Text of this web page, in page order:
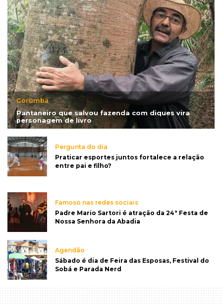
Corumbá
Pantaneiro que salvou fazenda com diques vira
personagem de livro
Pergunta do dia
Praticar esportes juntos fortalece a relação
entre pai e filho?
Famoso nas redes sociais
Padre Mario Sartori é atração da 24ª Festa de
Nossa Senhora da Abadia
Agendão
Sábado é dia de Feira das Esposas, Festival do
Sobá e Parada Nerd